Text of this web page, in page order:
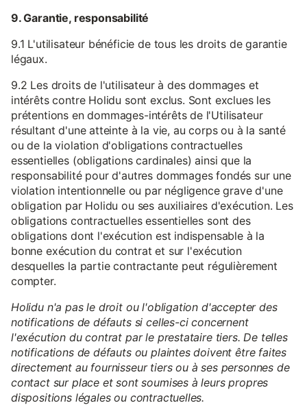
9. Garantie, responsabilité
9.1 L'utilisateur bénéficie de tous les droits de garantie
légaux.
9.2 Les droits de l'utilisateur à des dommages et
intérêts contre Holidu sont exclus. Sont exclues les
prétentions en dommages-intérêts de l'Utilisateur
résultant d'une atteinte à la vie, au corps ou à la santé
ou de la violation d'obligations contractuelles
essentielles (obligations cardinales) ainsi que la
responsabilité pour d'autres dommages fondés sur une
violation intentionnelle ou par négligence grave d'une
obligation par Holidu ou ses auxiliaires d'exécution. Les
obligations contractuelles essentielles sont des
obligations dont l'exécution est indispensable à la
bonne exécution du contrat et sur l'exécution
desquelles la partie contractante peut régulièrement
compter.
Holidu n'a pas le droit ou l'obligation d'accepter des
notifications de défauts si celles-ci concernent
l'exécution du contrat par le prestataire tiers. De telles
notifications de défauts ou plaintes doivent être faites
directement au fournisseur tiers ou à ses personnes de
contact sur place et sont soumises à leurs propres
dispositions légales ou contractuelles.